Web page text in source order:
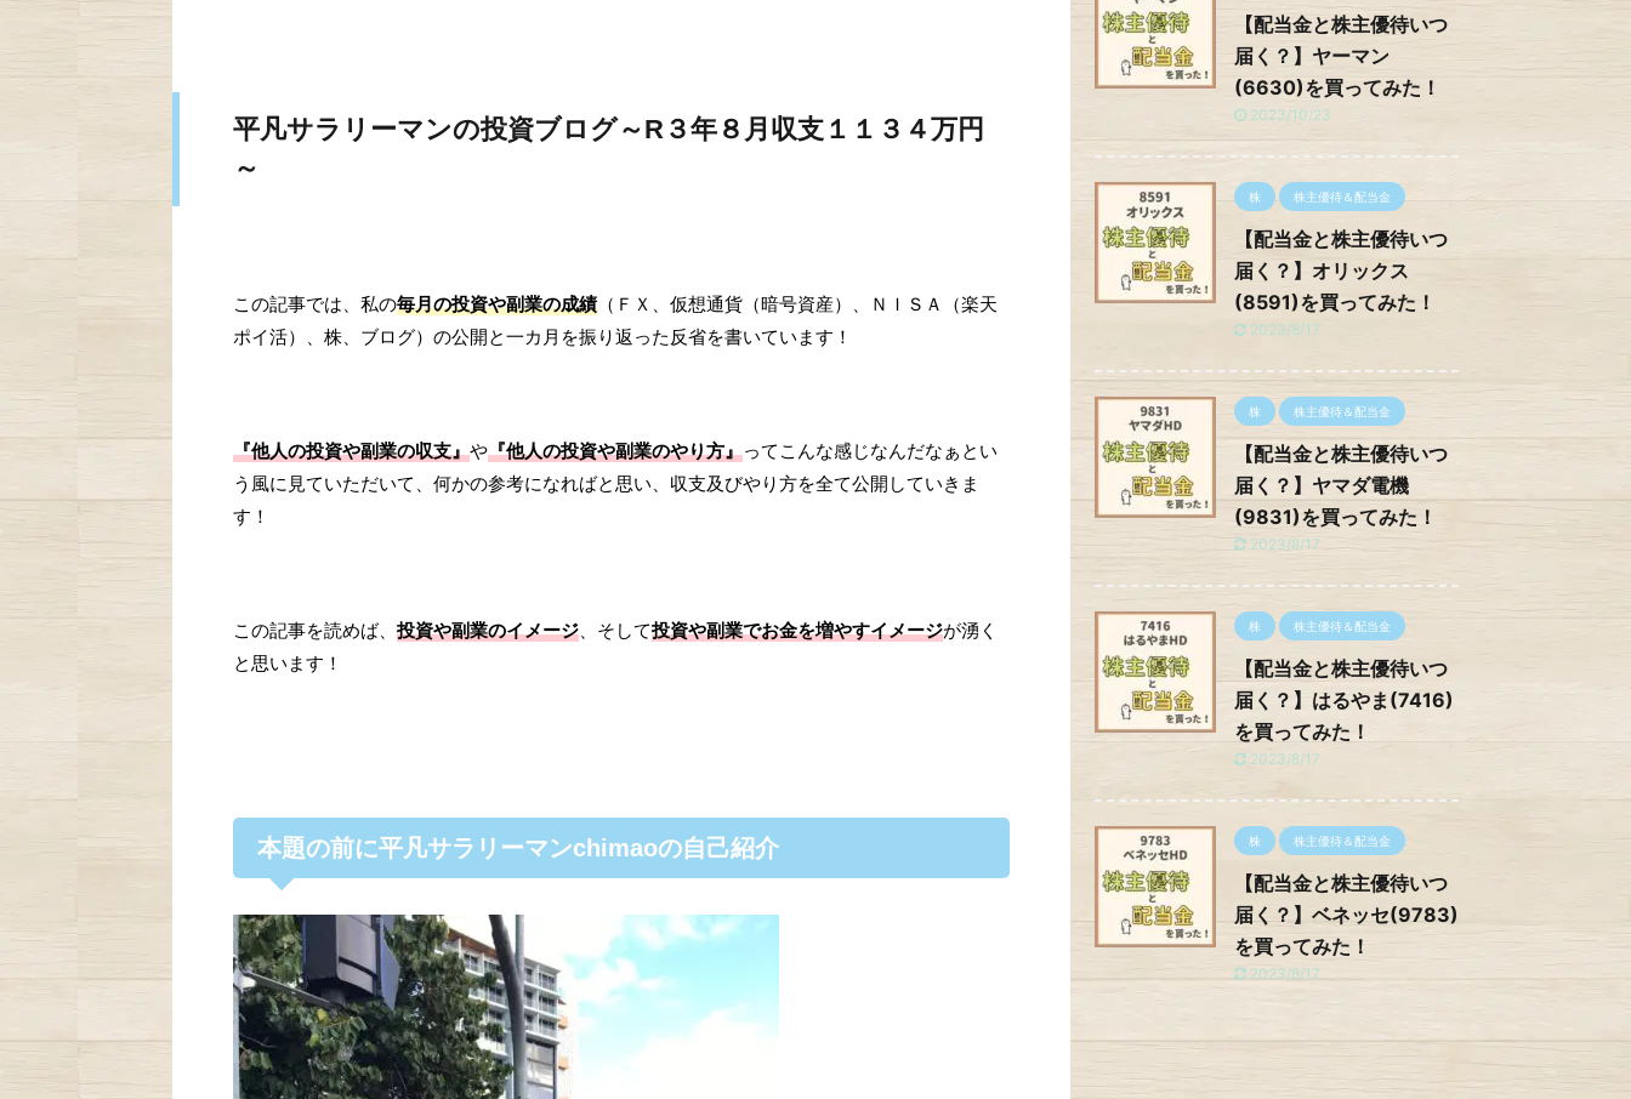
平凡サラリーマンの投資ブログ～R３年８月収支１１３４万円
～
この記事では、私の毎月の投資や副業の成績（ＦＸ、仮想通貨（暗号資産）、ＮＩＳＡ（楽天
ポイ活）、株、ブログ）の公開と一カ月を振り返った反省を書いています！
『他人の投資や副業の収支』や『他人の投資や副業のやり方』ってこんな感じなんだなぁとい
う風に見ていただいて、何かの参考になればと思い、収支及びやり方を全て公開していきま
す！
この記事を読めば、 投資や副業のイメージ、そして投資や副業でお金を増やすイメージが湧く
と思います！
本題の前に平凡サラリーマンchimaoの自己紹介
【配当金と株主優待いつ
届く？】ヤーマン
(6630)を買ってみた！
2023/10/23
株 株主優待＆配当金
【配当金と株主優待いつ
届く？】オリックス
(8591)を買ってみた！
2023/8/17
株 株主優待＆配当金
【配当金と株主優待いつ
届く？】ヤマダ電機
(9831)を買ってみた！
2023/8/17
株 株主優待＆配当金
【配当金と株主優待いつ
届く？】はるやま(7416)
を買ってみた！
2023/8/17
株 株主優待＆配当金
【配当金と株主優待いつ
届く？】ベネッセ(9783)
を買ってみた！
2023/8/17